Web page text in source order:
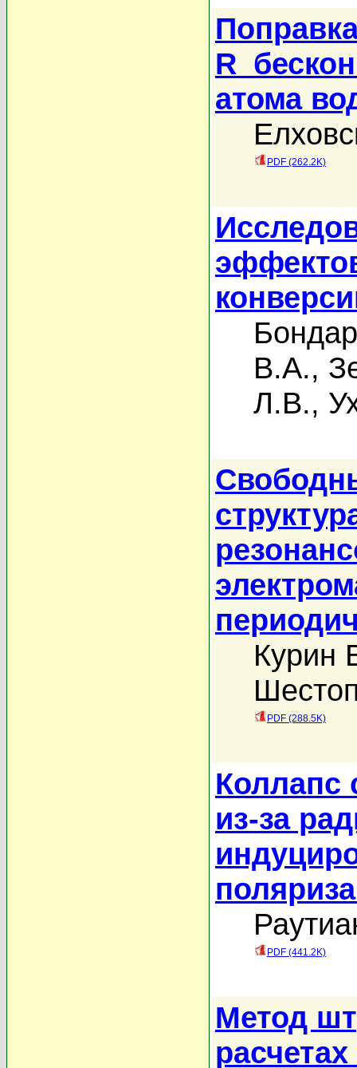
атома
PDF (262.2K)
В.А.,
Л.В.,
Курин
PDF (288.5K)
Коллапс
из-за
PDF (441.2K)
Метод